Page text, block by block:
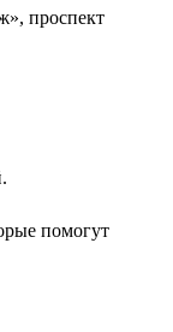
проспект
помогут